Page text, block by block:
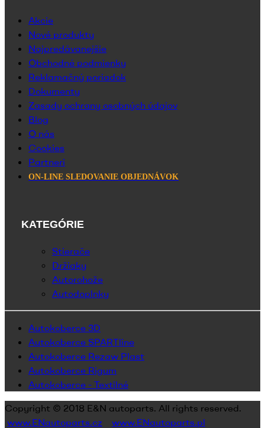
Akcie
Nové produkty
Najpredávanejšie
Obchodné podmienky
Reklamačný poriadok
Dokumenty
Zasady ochrany osobných údajov
Blog
O nás
Cookies
Partneri
ON-LINE SLEDOVANIE OBJEDNÁVOK
KATEGÓRIE
Stierače
Držiaky
Autorohože
Autodoplnky
Autokoberce 3D
Autokoberce SPARTline
Autokoberce Rezaw Plast
Autokoberce Rigum
Autokoberce - Textilné
Copyright © 2018 E&N autoparts. All rights reserved.
www.ENautoparts.cz
www.ENautoparts.pl